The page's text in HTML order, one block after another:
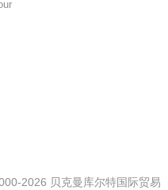
2026 贝克曼库尔特国际贸易